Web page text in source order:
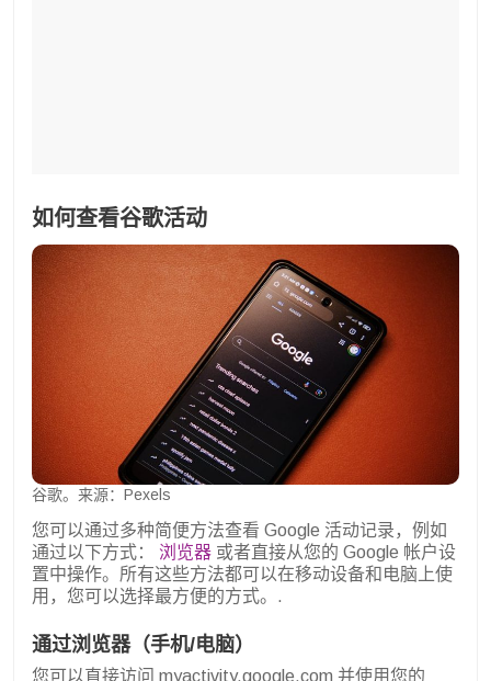
如何查看谷歌活动
谷歌。来源：Pexels
您可以通过多种简便方法查看 Google 活动记录，例如
通过以下方式： 浏览器 或者直接从您的 Google 帐户设
置中操作。所有这些方法都可以在移动设备和电脑上使
用，您可以选择最方便的方式。.
通过浏览器（手机/电脑）
您可以直接访问 myactivity.google.com 并使用您的